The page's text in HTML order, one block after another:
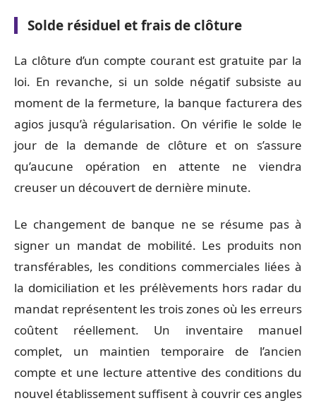
Solde résiduel et frais de clôture
La clôture d’un compte courant est gratuite par la
loi. En revanche, si un solde négatif subsiste au
moment de la fermeture, la banque facturera des
agios jusqu’à régularisation. On vérifie le solde le
jour de la demande de clôture et on s’assure
qu’aucune opération en attente ne viendra
creuser un découvert de dernière minute.
Le changement de banque ne se résume pas à
signer un mandat de mobilité. Les produits non
transférables, les conditions commerciales liées à
la domiciliation et les prélèvements hors radar du
mandat représentent les trois zones où les erreurs
coûtent réellement. Un inventaire manuel
complet, un maintien temporaire de l’ancien
compte et une lecture attentive des conditions du
nouvel établissement suffisent à couvrir ces angles